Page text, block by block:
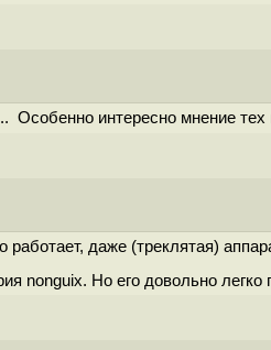
Особенно интересно мнение
даже (треклятая)
nonguix. Но его довольно легко